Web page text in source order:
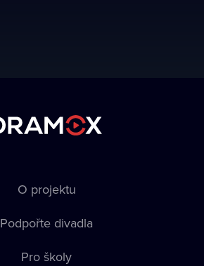
O projektu
Podpořte divadla
Pro školy